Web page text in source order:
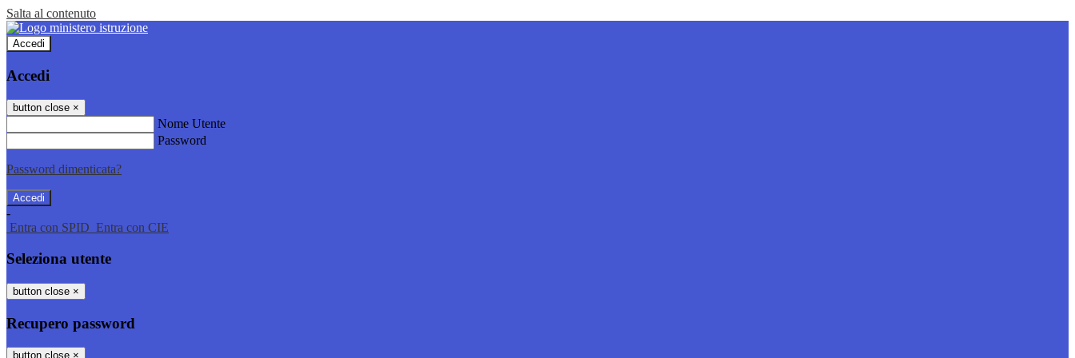
Salta al contenuto
Accedi
Accedi
button close ×
Nome Utente
Password
Password dimenticata?
-
Entra con SPID Entra con CIE
Seleziona utente
button close ×
Recupero password
button close ×